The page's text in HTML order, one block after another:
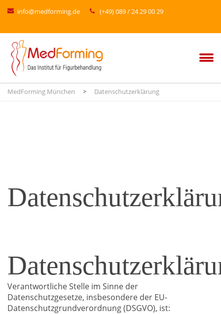
info@medforming.de (+49) 089 / 24 29 00 29
MedForming München > Datenschutzerklärung
Verantwortliche Stelle im Sinne der
Datenschutzgesetze, insbesondere der EU-
Datenschutzgrundverordnung (DSGVO), ist: